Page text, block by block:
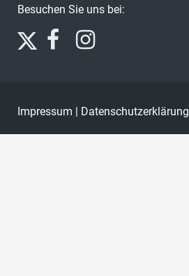
Besuchen Sie uns bei:
Impressum | Datenschutzerklärung